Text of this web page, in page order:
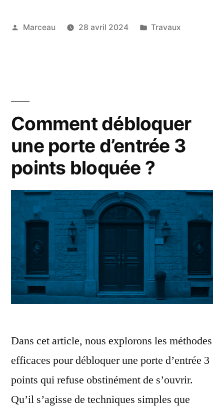
un
? »
Publié
Marceau 28 avril 2024
Publié
Travaux
Comment débloquer
une porte d’entrée 3
points bloquée ?
Dans cet article, nous explorons les méthodes
efficaces pour débloquer une porte d’entrée 3
points qui refuse obstinément de s’ouvrir.
Qu’il s’agisse de techniques simples que